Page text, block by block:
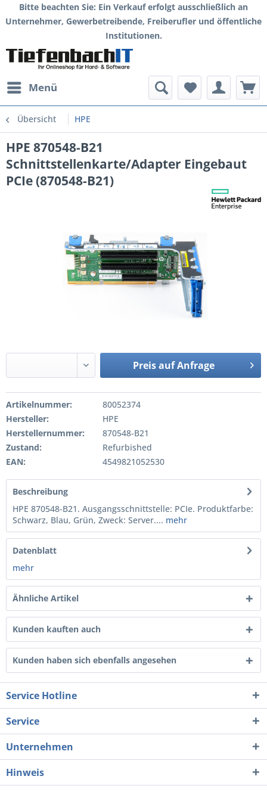
Bitte beachten Sie: Ein Verkauf erfolgt ausschließlich an
Unternehmer, Gewerbetreibende, Freiberufler und öffentliche
Institutionen.
Menü
Übersicht HPE
HPE 870548-B21
Schnittstellenkarte/Adapter Eingebaut
PCIe (870548-B21)
Preis auf Anfrage
Artikelnummer:
80052374
Hersteller:
HPE
Herstellernummer:
870548-B21
Zustand:
Refurbished
EAN:
4549821052530
Beschreibung
HPE 870548-B21. Ausgangsschnittstelle: PCIe. Produktfarbe:
Schwarz, Blau, Grün, Zweck: Server.... mehr
Datenblatt
mehr
Ähnliche Artikel
Kunden kauften auch
Kunden haben sich ebenfalls angesehen
Service Hotline
Service
Unternehmen
Hinweis